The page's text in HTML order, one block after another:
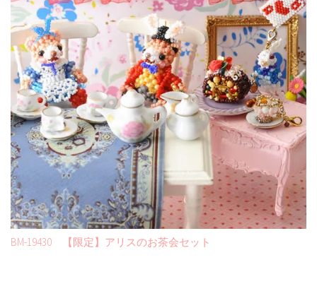
BM-19430 【限定】アリスのお茶会セット